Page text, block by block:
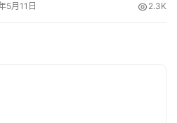
5月11日 2.3K